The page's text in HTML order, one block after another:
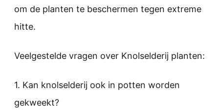
om de planten te beschermen tegen extreme
hitte.
Veelgestelde vragen over Knolselderij planten:
1. Kan knolselderij ook in potten worden
gekweekt?